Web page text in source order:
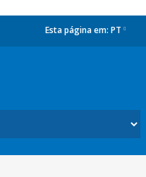
Esta página em: PT